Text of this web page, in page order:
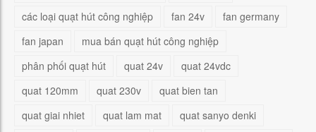
các loại quạt hút công nghiệp
fan 24v
fan germany
fan japan
mua bán quạt hút công nghiệp
phân phối quạt hút
quat 24v
quat 24vdc
quat 120mm
quat 230v
quat bien tan
quat giai nhiet
quat lam mat
quat sanyo denki